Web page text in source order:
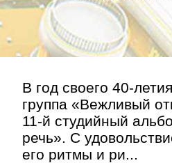
В год своего 40-
группа «Вежливый
11-й студийный
речь». C
его ритмы и ри...
Правила
Контакт»